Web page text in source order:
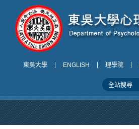
東吳大學 ENGLISH 理學院